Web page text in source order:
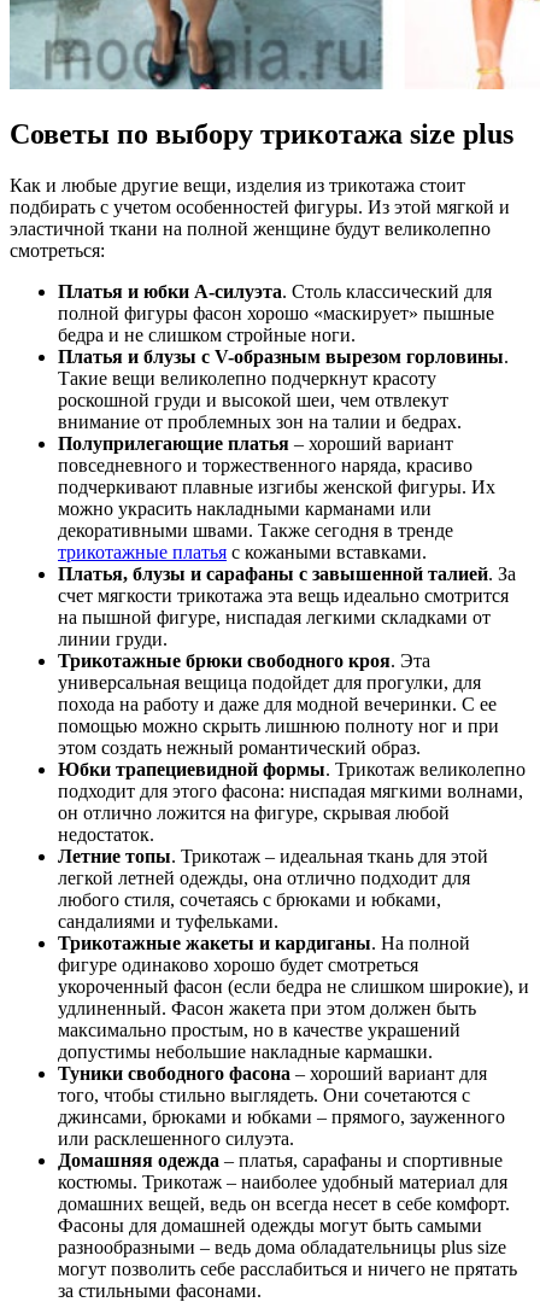
Советы по выбору трикотажа size plus
Как и любые другие вещи, изделия из трикотажа стоит
подбирать с учетом особенностей фигуры. Из этой мягкой и
эластичной ткани на полной женщине будут великолепно
смотреться:
Платья и юбки А-силуэта. Столь классический для
полной фигуры фасон хорошо «маскирует» пышные
бедра и не слишком стройные ноги.
Платья и блузы с V-образным вырезом горловины.
Такие вещи великолепно подчеркнут красоту
роскошной груди и высокой шеи, чем отвлекут
внимание от проблемных зон на талии и бедрах.
Полуприлегающие платья – хороший вариант
повседневного и торжественного наряда, красиво
подчеркивают плавные изгибы женской фигуры. Их
можно украсить накладными карманами или
декоративными швами. Также сегодня в тренде
трикотажные платья с кожаными вставками.
Платья, блузы и сарафаны с завышенной талией. За
счет мягкости трикотажа эта вещь идеально смотрится
на пышной фигуре, ниспадая легкими складками от
линии груди.
Трикотажные брюки свободного кроя. Эта
универсальная вещица подойдет для прогулки, для
похода на работу и даже для модной вечеринки. С ее
помощью можно скрыть лишнюю полноту ног и при
этом создать нежный романтический образ.
Юбки трапециевидной формы. Трикотаж великолепно
подходит для этого фасона: ниспадая мягкими волнами,
он отлично ложится на фигуре, скрывая любой
недостаток.
Летние топы. Трикотаж – идеальная ткань для этой
легкой летней одежды, она отлично подходит для
любого стиля, сочетаясь с брюками и юбками,
сандалиями и туфельками.
Трикотажные жакеты и кардиганы. На полной
фигуре одинаково хорошо будет смотреться
укороченный фасон (если бедра не слишком широкие), и
удлиненный. Фасон жакета при этом должен быть
максимально простым, но в качестве украшений
допустимы небольшие накладные кармашки.
Туники свободного фасона – хороший вариант для
того, чтобы стильно выглядеть. Они сочетаются с
джинсами, брюками и юбками – прямого, зауженного
или расклешенного силуэта.
Домашняя одежда – платья, сарафаны и спортивные
костюмы. Трикотаж – наиболее удобный материал для
домашних вещей, ведь он всегда несет в себе комфорт.
Фасоны для домашней одежды могут быть самыми
разнообразными – ведь дома обладательницы plus size
могут позволить себе расслабиться и ничего не прятать
за стильными фасонами.